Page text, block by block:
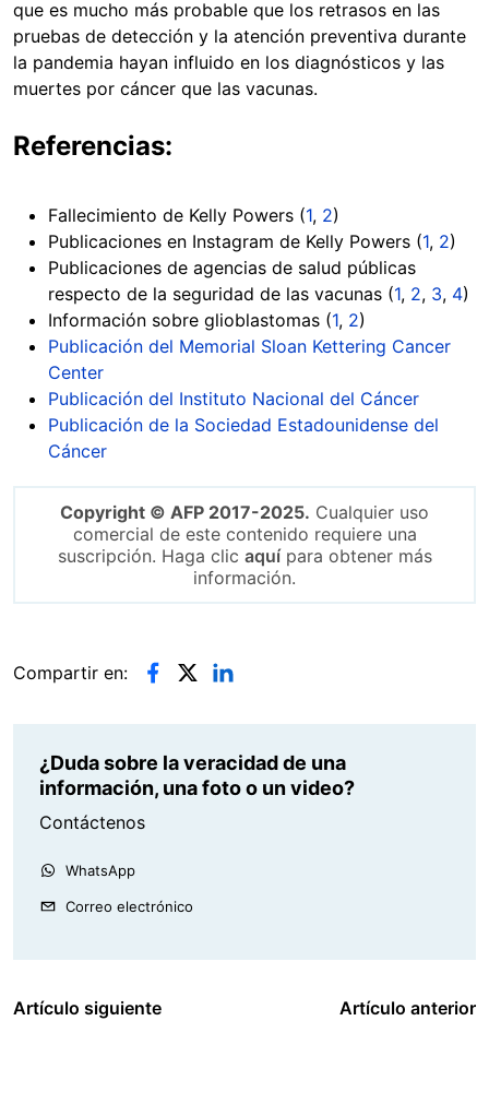
que es mucho más probable que los retrasos en las
pruebas de detección y la atención preventiva durante
la pandemia hayan influido en los diagnósticos y las
muertes por cáncer que las vacunas.
Referencias:
Fallecimiento de Kelly Powers (1, 2)
Publicaciones en Instagram de Kelly Powers (1, 2)
Publicaciones de agencias de salud públicas
respecto de la seguridad de las vacunas (1, 2, 3, 4)
Información sobre glioblastomas (1, 2)
Publicación del Memorial Sloan Kettering Cancer
Center
Publicación del Instituto Nacional del Cáncer
Publicación de la Sociedad Estadounidense del
Cáncer
Copyright © AFP 2017-2025. Cualquier uso
comercial de este contenido requiere una
suscripción. Haga clic aquípara obtener más
información.
Compartir en:
¿Duda sobre la veracidad de una
información, una foto o un video?
Contáctenos
WhatsApp
Correo electrónico
Artículo siguiente Artículo anterior